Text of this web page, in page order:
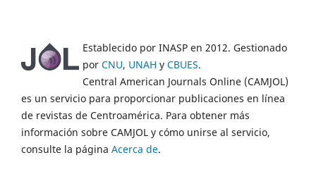
Establecido por INASP en 2012. Gestionado
por CNU, UNAH y CBUES.
Central American Journals Online (CAMJOL)
es un servicio para proporcionar publicaciones en línea
de revistas de Centroamérica. Para obtener más
información sobre CAMJOL y cómo unirse al servicio,
consulte la página Acerca de.